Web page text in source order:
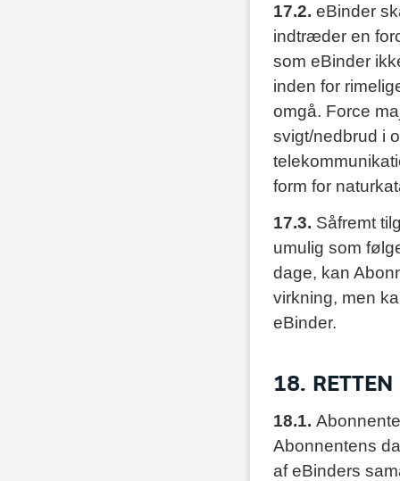
17.2. eBinder
indtræder en
som eBinder
inden for
omgå. Force
svigt/nedbrud i
form for
17.3. Såfremt
umulig som
dage, kan
virkning, men
eBinder.
18.
18.1.
Abonnentens
af eBinders